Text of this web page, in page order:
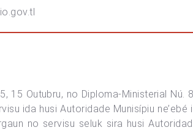
15 Outubru, no Diploma-Ministerial Nú.
ida husi Autoridade Munisípiu ne’ebé
no servisu seluk sira husi